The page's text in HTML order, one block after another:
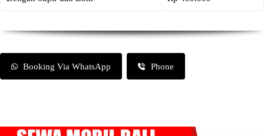
Booking Via WhatsApp Phone